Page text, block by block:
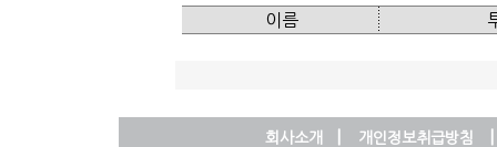
이름
회사소개 개인정보취급방침